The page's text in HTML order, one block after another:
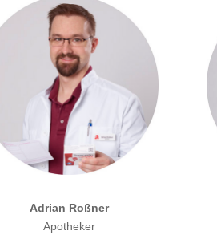
Adrian Roßner
Apotheker